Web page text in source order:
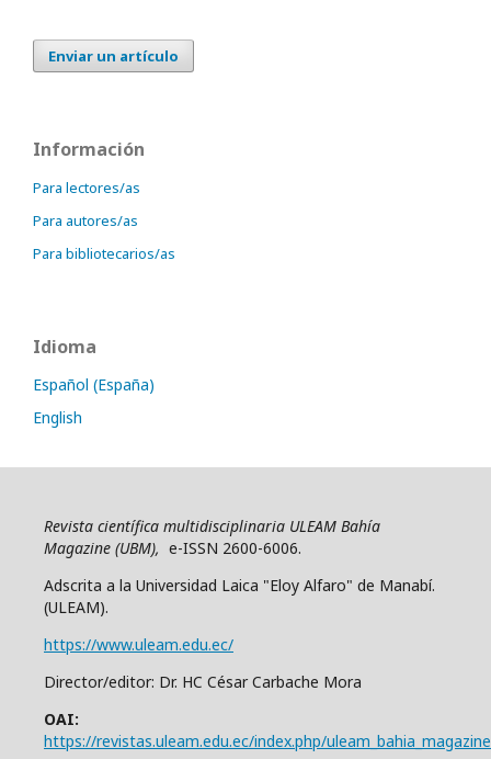
Enviar un artículo
Información
Para lectores/as
Para autores/as
Para bibliotecarios/as
Idioma
Español (España)
English
Revista científica multidisciplinaria ULEAM Bahía
Magazine (UBM), e-ISSN 2600-6006.
Adscrita a la Universidad Laica "Eloy Alfaro" de Manabí.
(ULEAM).
https://www.uleam.edu.ec/
Director/editor: Dr. HC César Carbache Mora
OAI:
https://revistas.uleam.edu.ec/index.php/